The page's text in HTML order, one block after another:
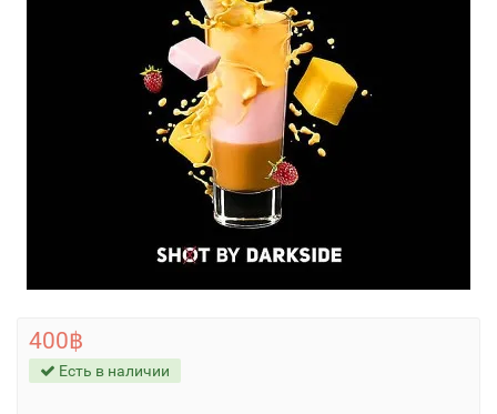
400฿
Есть в наличии